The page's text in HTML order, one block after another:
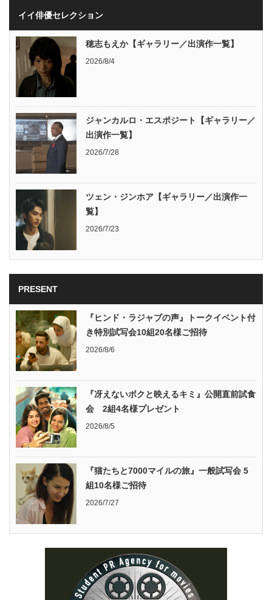
イイ俳優セレクション
穂志もえか【ギャラリー／出演作一覧】
2026/8/4
ジャンカルロ・エスポジート【ギャラリー／
出演作一覧】
2026/7/28
ツェン・ジンホア【ギャラリー／出演作一
覧】
2026/7/23
PRESENT
『ヒンド・ラジャブの声』トークイベント付
き特別試写会10組20名様ご招待
2026/8/6
『冴えないボクと映えるキミ』公開直前試食
会 2組4名様プレゼント
2026/8/5
『猫たちと7000マイルの旅』一般試写会 5
組10名様ご招待
2026/7/27